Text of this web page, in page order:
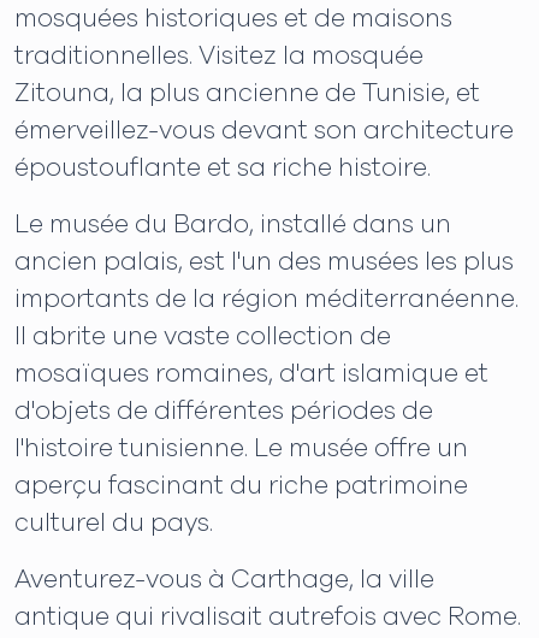
mosquées historiques et de maisons
traditionnelles. Visitez la mosquée
Zitouna, la plus ancienne de Tunisie, et
émerveillez-vous devant son architecture
époustouflante et sa riche histoire.
Le musée du Bardo, installé dans un
ancien palais, est l'un des musées les plus
importants de la région méditerranéenne.
Il abrite une vaste collection de
mosaïques romaines, d'art islamique et
d'objets de différentes périodes de
l'histoire tunisienne. Le musée offre un
aperçu fascinant du riche patrimoine
culturel du pays.
Aventurez-vous à Carthage, la ville
antique qui rivalisait autrefois avec Rome.